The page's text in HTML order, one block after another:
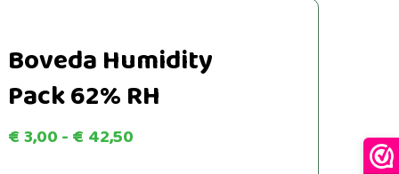
Boveda Humidity
Pack 62% RH
€3,00-€ 42,50